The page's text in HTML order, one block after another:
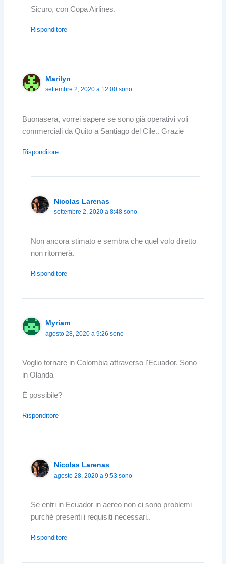
Sicuro, con Copa Airlines.
Risponditore
Marilyn
settembre 2, 2020 a 12:00 sono
Buonasera, vorrei sapere se sono già operativi voli
commerciali da Quito a Santiago del Cile.. Grazie
Risponditore
Nicolas Larenas
settembre 2, 2020 a 8:48 sono
Non ancora stimato e sembra che quel volo diretto
non ritornerà.
Risponditore
Myriam
agosto 28, 2020 a 9:26 sono
Voglio tornare in Colombia attraverso l'Ecuador. Sono
in Olanda
È possibile?
Risponditore
Nicolas Larenas
agosto 28, 2020 a 9:53 sono
Se entri in Ecuador in aereo non ci sono problemi
purché presenti i requisiti necessari..
Risponditore